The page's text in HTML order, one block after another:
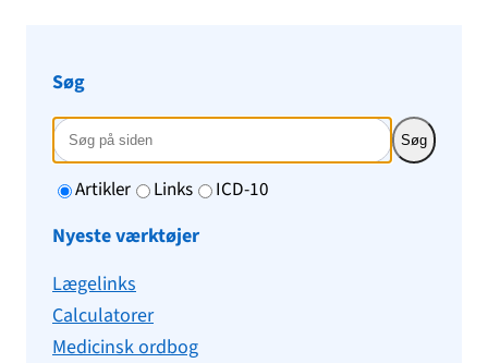
Søg
Søg
Artikler Links
ICD-10
Nyeste værktøjer
Lægelinks
Calculatorer
Medicinsk ordbog